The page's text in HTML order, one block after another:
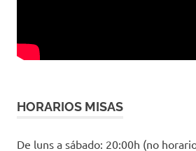
HORARIOS MISAS
De luns a sábado: 20:00h (no